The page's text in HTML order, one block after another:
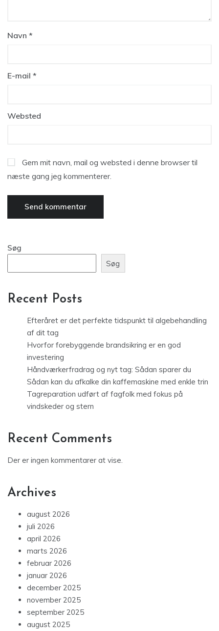
Navn *
E-mail *
Websted
Gem mit navn, mail og websted i denne browser til
næste gang jeg kommenterer.
Søg
Søg
Recent Posts
Efteråret er det perfekte tidspunkt til algebehandling
af dit tag
Hvorfor forebyggende brandsikring er en god
investering
Håndværkerfradrag og nyt tag: Sådan sparer du
Sådan kan du afkalke din kaffemaskine med enkle trin
Tagreparation udført af fagfolk med fokus på
vindskeder og stern
Recent Comments
Der er ingen kommentarer at vise.
Archives
august 2026
juli 2026
april 2026
marts 2026
februar 2026
januar 2026
december 2025
november 2025
september 2025
august 2025